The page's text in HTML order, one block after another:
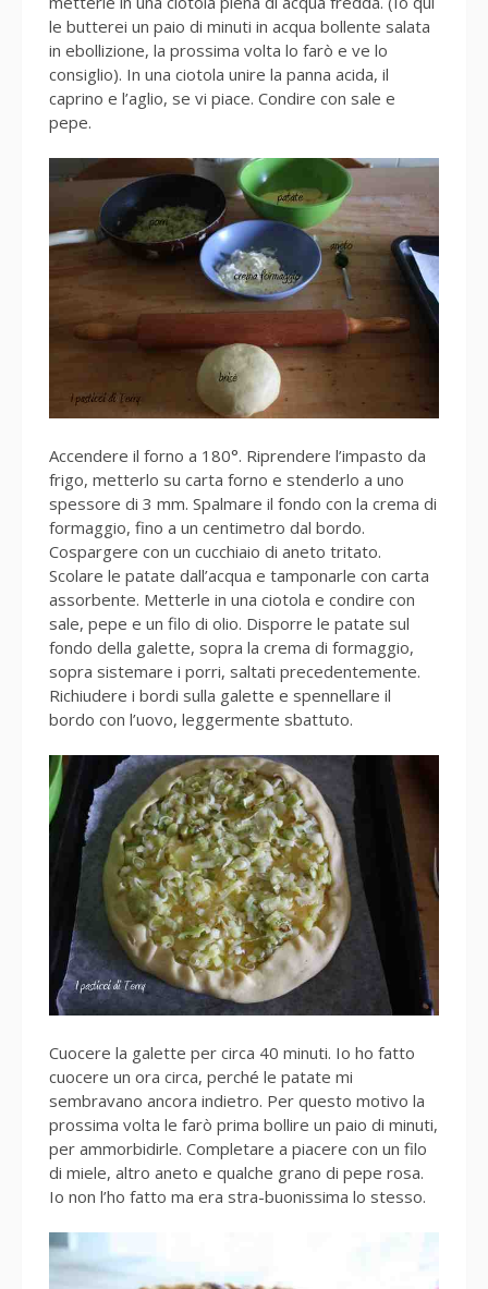
le butterei un paio di minuti in acqua bollente salata
in ebollizione, la prossima volta lo farò e ve lo
consiglio). In una ciotola unire la panna acida, il
caprino e l’aglio, se vi piace. Condire con sale e
pepe.
Accendere il forno a 180°. Riprendere l’impasto da
frigo, metterlo su carta forno e stenderlo a uno
spessore di 3 mm. Spalmare il fondo con la crema di
formaggio, fino a un centimetro dal bordo.
Cospargere con un cucchiaio di aneto tritato.
Scolare le patate dall’acqua e tamponarle con carta
assorbente. Metterle in una ciotola e condire con
sale, pepe e un filo di olio. Disporre le patate sul
fondo della galette, sopra la crema di formaggio,
sopra sistemare i porri, saltati precedentemente.
Richiudere i bordi sulla galette e spennellare il
bordo con l’uovo, leggermente sbattuto.
Cuocere la galette per circa 40 minuti. Io ho fatto
cuocere un ora circa, perché le patate mi
sembravano ancora indietro. Per questo motivo la
prossima volta le farò prima bollire un paio di minuti,
per ammorbidirle. Completare a piacere con un filo
di miele, altro aneto e qualche grano di pepe rosa.
Io non l’ho fatto ma era stra-buonissima lo stesso.